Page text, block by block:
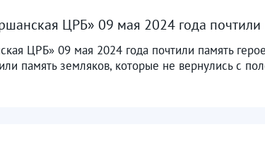
ЦРБ» 09 мая 2024 года почтили
ЦРБ» 09 мая 2024 года почтили память
память земляков, которые не вернулись с